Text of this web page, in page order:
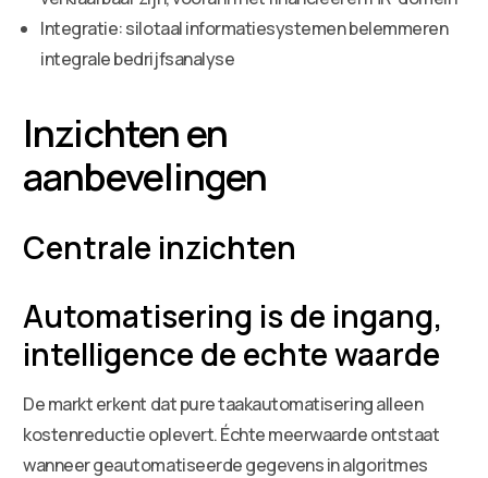
Integratie: silotaal informatiesystemen belemmeren
integrale bedrijfsanalyse
Inzichten en
aanbevelingen
Centrale inzichten
Automatisering is de ingang,
intelligence de echte waarde
De markt erkent dat pure taakautomatisering alleen
kostenreductie oplevert. Échte meerwaarde ontstaat
wanneer geautomatiseerde gegevens in algoritmes